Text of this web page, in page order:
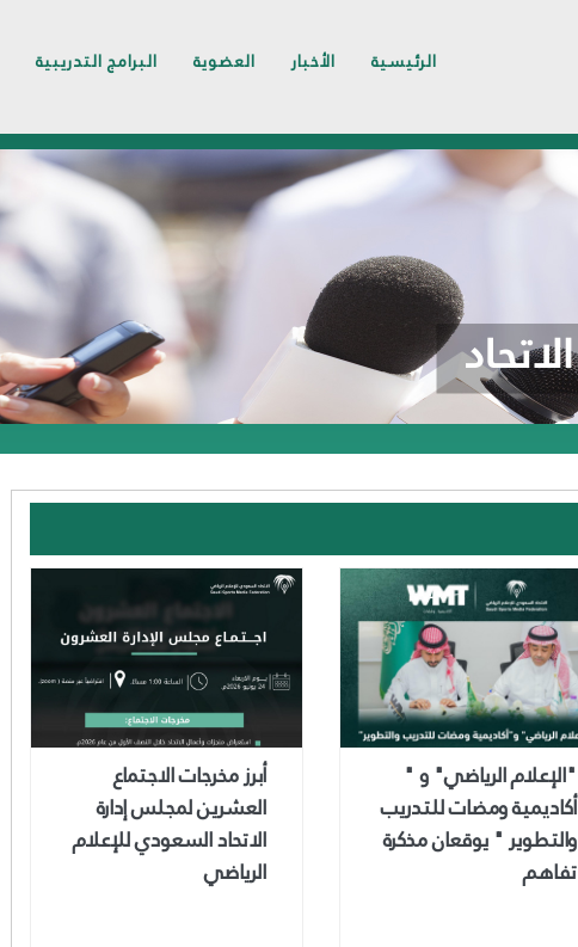
الرئيسية الأخبار العضوية البرامج التدريبية
"الإعلام الرياضي" و "
أكاديمية ومضات للتدريب
والتطوير " يوقعان مذكرة
تفاهم
أبرز مخرجات الاجتماع
العشرين لمجلس إدارة
الاتحاد السعودي للإعلام
الرياضي